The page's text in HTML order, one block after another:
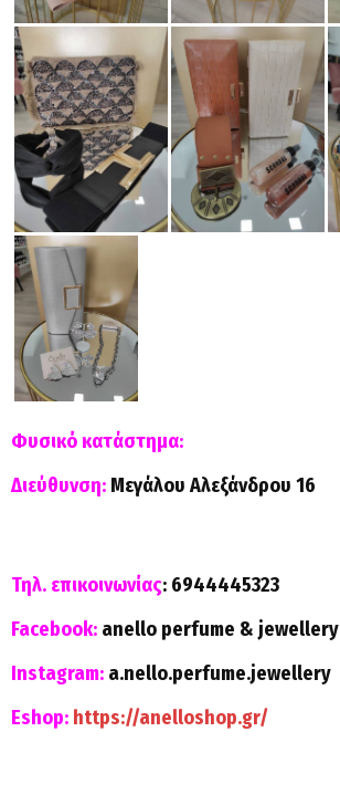
Φυσικό κατάστημα:
Διεύθυνση: Μεγάλου Αλεξάνδρου 16
Τηλ. επικοινωνίας: 6944445323
Facebook: anello perfume & jewellery
Instagram: a.nello.perfume.jewellery
Eshop: https://anelloshop.gr/